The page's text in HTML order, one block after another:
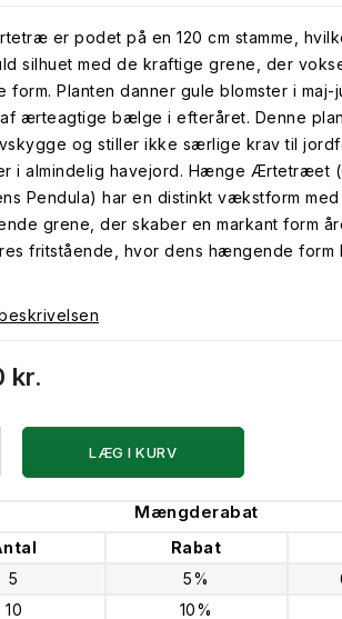
er podet på en 120 cm stamme,
silhuet med de kraftige grene, der
form. Planten danner gule blomster i maj-
ærteagtige bælge i efteråret. Denne
og stiller ikke særlige krav til
i almindelig havejord. Hænge Ærtetræet
Pendula) har en distinkt vækstform
grene, der skaber en markant form
fritstående, hvor dens hængende form
kr.
LÆG I KURV
Mængderabat
Rabat
5
5%
10
10%